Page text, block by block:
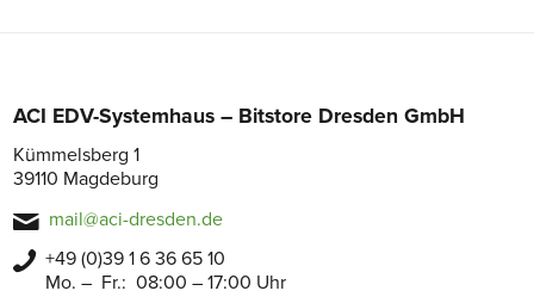
ACI EDV-Systemhaus – Bitstore Dresden GmbH
Kümmelsberg 1
39110 Magdeburg
mail@aci-dresden.de
+49 (0)39 1 6 36 65 10
Mo. – Fr.: 08:00 – 17:00 Uhr